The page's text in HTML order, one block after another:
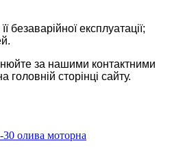
безаварійної експлуатації;
за нашими контактними
сторінці сайту.